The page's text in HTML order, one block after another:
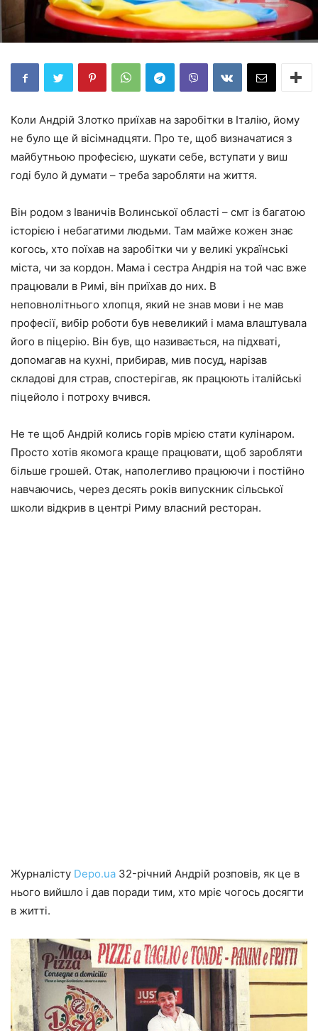
Коли Андрій Злотко приїхав на заробітки в Італію, йому
не було ще й вісімнадцяти. Про те, щоб визначатися з
майбутньою професією, шукати себе, вступати у виш
годі було й думати – треба заробляти на життя.
Він родом з Іваничів Волинської області – смт із багатою
історією і небагатими людьми. Там майже кожен знає
когось, хто поїхав на заробітки чи у великі українські
міста, чи за кордон. Мама і сестра Андрія на той час вже
працювали в Римі, він приїхав до них. В
неповнолітнього хлопця, який не знав мови і не мав
професії, вибір роботи був невеликий і мама влаштувала
його в піцерію. Він був, що називається, на підхваті,
допомагав на кухні, прибирав, мив посуд, нарізав
складові для страв, спостерігав, як працюють італійські
піцейоло і потроху вчився.
Не те щоб Андрій колись горів мрією стати кулінаром.
Просто хотів якомога краще працювати, щоб заробляти
більше грошей. Отак, наполегливо працюючи і постійно
навчаючись, через десять років випускник сільської
школи відкрив в центрі Риму власний ресторан.
Журналісту Depo.ua 32-річний Андрій розповів, як це в
нього вийшло і дав поради тим, хто мріє чогось досягти
в житті.